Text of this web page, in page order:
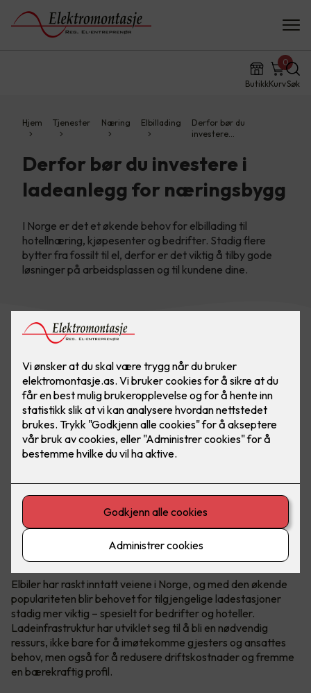
ButikkKurv
0
Søk
Hjem Tjenester Næring Elbillading
Derfor bør du
investere…
Derfor bør du investere i
ladeanlegg for næringsbygg
I Norge er det et økende behov for elbillading til
hotellnæring, kjøpesenter og bedrifter. Stadig flere
bytter fra fossilt til el, derfor er det viktig å tilby gode
løsninger på arbeidsplassen og til kundene dine.
enklere ved å installere ladeanlegg på arbeidsplassen.
Foto: Marthe Thu (Zaptec)
Utskifting til elbiler
Elbiler har raskt inntatt veiene i Norge, og med den økende
populariteten blir behovet for tilgjengelige ladestasjoner
stadig mer viktig – spesielt for bedrifter og hoteller.
Ladeinfrastruktur har utviklet seg til å bli en nødvendig
ressurs, ikke bare for å imøtekomme gjesters og ansattes
behov, men også for å redusere driftskostnader og fremme
en bærekraftig profil.